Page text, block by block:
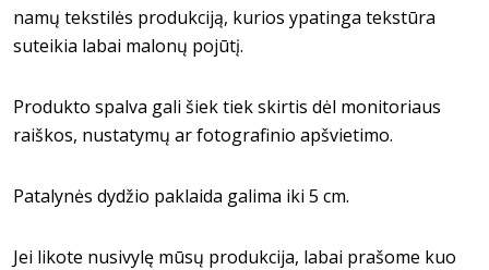
namų tekstilės produkciją, kurios ypatinga tekstūra
suteikia labai malonų pojūtį.
Produkto spalva gali šiek tiek skirtis dėl monitoriaus
raiškos, nustatymų ar fotografinio apšvietimo.
Patalynės dydžio paklaida galima iki 5 cm.
Jei likote nusivylę mūsų produkcija, labai prašome kuo